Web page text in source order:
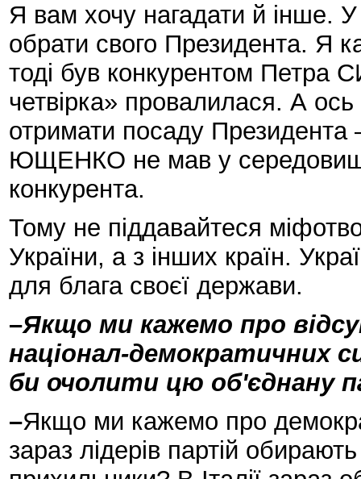
Я вам хочу нагадати й інше.
обрати свого Президента.
тоді був конкурентом Петра
четвірка» провалилася. А
отримати посаду Президента
ЮЩЕНКО не мав у середовищі
конкурента.
Тому не піддавайтеся
України, а з інших країн.
для блага своєї держави.
–Якщо ми кажемо про
націонал-демократичних
би очолити цю об'єднану
–Якщо ми кажемо про
зараз лідерів партій